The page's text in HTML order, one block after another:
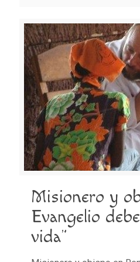
Misionero y
Evangelio
vida”